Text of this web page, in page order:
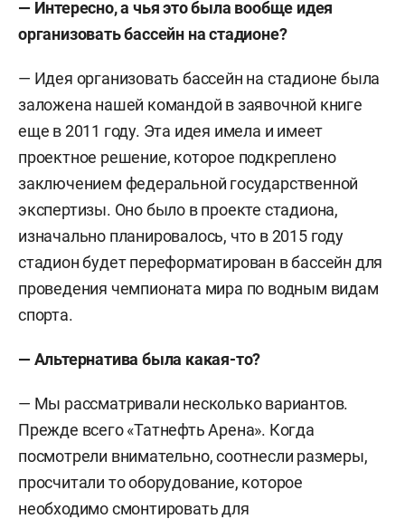
— Интересно, а чья это была вообще идея
организовать бассейн на стадионе?
— Идея организовать бассейн на стадионе была
заложена нашей командой в заявочной книге
еще в 2011 году. Эта идея имела и имеет
проектное решение, которое подкреплено
заключением федеральной государственной
экспертизы. Оно было в проекте стадиона,
изначально планировалось, что в 2015 году
стадион будет переформатирован в бассейн для
проведения чемпионата мира по водным видам
спорта.
— Альтернатива была какая-то?
— Мы рассматривали несколько вариантов.
Прежде всего «Татнефть Арена». Когда
посмотрели внимательно, соотнесли размеры,
просчитали то оборудование, которое
необходимо смонтировать для